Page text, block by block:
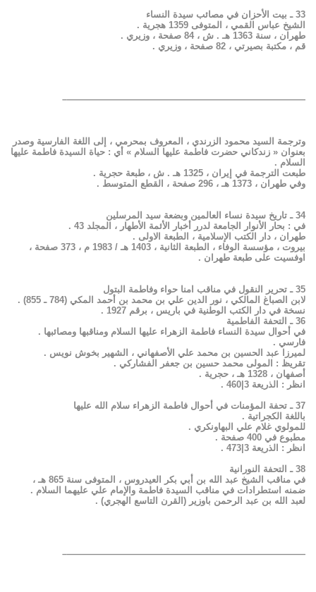
33 ـ بيت الأحزان في مصائب سيدة النساء
الشيخ عباس القمي ، المتوفى 1359 هجرية .
طهران ، سنة 1363 هـ . ش ، 84 صفحة ، وزيري .
قم ، مكتبة بصيرتي ، 82 صفحة ، وزيري .
——————————————————————————–
وترجمة السيد محمود الزرندي ، المعروف بمحرمي ، إلى اللغة الفارسية وصدر
بعنوان « زندكاني حضرت فاطمة عليها السلام » أي : حياة السيدة فاطمة عليها
السلام .
طبعت الترجمة في إيران ، 1325 هـ . ش ، طبعة حجرية .
وفي طهران ، 1373 هـ ، 296 صفحة ، القطع المتوسط .
34 ـ تاريخ سيدة نساء العالمين وبضعة سيد المرسلين
في : بحار الأنوار الجامعة لدرر أخبار الأئمة الأطهار ، المجلد 43 .
طهران ، دار الكتب الإسلامية ، الطبعة الاولى .
بيروت ، مؤسسة الوفاء ، الطبعة الثانية ، 1403 هـ / 1983 م ، 373 صفحة ،
اوفسيت على طبعة طهران .
35 ـ تحرير النقول في مناقب امنا حواء وفاطمة البتول
لابن الصباغ المالكي ، نور الدين علي بن محمد بن أحمد المكي (784 ـ 855) .
نسخة في دار الكتب الوطنية في باريس ، برقم 1927 .
36 ـ التحفة الفاطمية
في أحوال سيدة النساء فاطمة الزهراء عليها السلام ومناقبها ومصائبها .
فارسي .
لميرزا عبد الحسين بن محمد علي الأصفهاني ، الشهير بخوش نويس .
تقريظ : المولى محمد حسين بن جعفر الفشاركي .
أصفهان ، 1328 هـ ، حجرية .
انظر : الذريعة 3|460 .
37 ـ تحفة المؤمنات في أحوال فاطمة الزهراء سلام الله عليها
باللغة الكجراتية .
للمولوي غلام علي البهاونكري .
مطبوع في 400 صفحة .
انظر : الذريعة 3|473 .
38 ـ التحفة النورانية
في مناقب الشيخ عبد الله بن أبي بكر العيدروس ، المتوفى سنة 865 هـ ،
ضمنه استطرادات في مناقب السيدة فاطمة والإمام علي عليهما السلام .
لعبد الله بن عبد الرحمن باوزير (القرن التاسع الهجري) .
——————————————————————————–